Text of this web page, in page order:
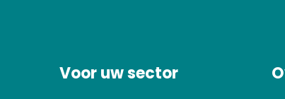
Voor uw sector